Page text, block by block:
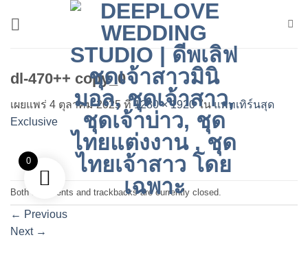
dl-470++ copy_0
เผยแพร่ 4 ตุลาคม 2025 ที่1280 × 1920ในแพทเทิร์นสุด
Exclusive
Both comments and trackbacks are currently closed.
← Previous
Next →
0